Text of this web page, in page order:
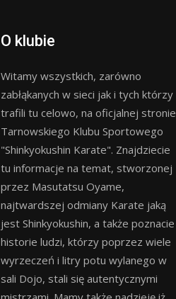
O klubie
Witamy wszystkich, zarówno
zabłąkanych w sieci jak i tych którzy
trafili tu celowo, na oficjalnej stronie
Tarnowskiego Klubu Sportowego
"Shinkyokushin Karate". Znajdziecie
tu informacje na temat, stworzonej
przez Masutatsu Oyame,
najtwardszej odmiany Karate jaką
jest Shinkyokushin, a także poznacie
historie ludzi, którzy poprzez wiele
wyrzeczeń i litry potu wylanego w
sali Dojo, stali się autentycznymi